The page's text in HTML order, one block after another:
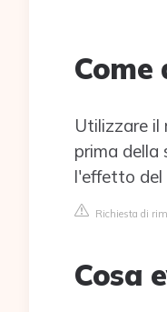
Utilizzare il
prima della
l'effetto del
Richiesta di
Cosa